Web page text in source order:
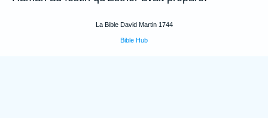
La Bible David Martin 1744
Bible Hub